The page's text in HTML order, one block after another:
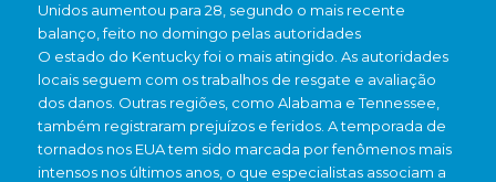
Unidos aumentou para 28, segundo o mais recente
balanço, feito no domingo pelas autoridades
O estado do Kentucky foi o mais atingido. As autoridades
locais seguem com os trabalhos de resgate e avaliação
dos danos. Outras regiões, como Alabama e Tennessee,
também registraram prejuízos e feridos. A temporada de
tornados nos EUA tem sido marcada por fenômenos mais
intensos nos últimos anos, o que especialistas associam a